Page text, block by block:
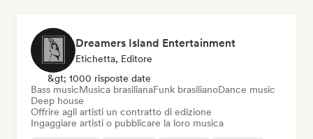
Dreamers Island Entertainment
Etichetta, Editore
&gt; 1000 risposte date
Bass musicMusica brasilianaFunk brasilianoDance music
Deep house
Offrire agli artisti un contratto di edizione
Ingaggiare artisti o pubblicare la loro musica